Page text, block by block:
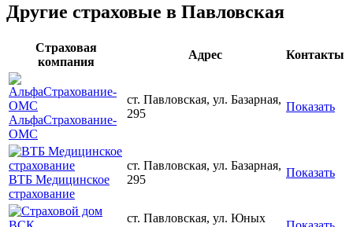
Другие страховые в Павловская
Страховая
компания
Адрес Контакты
АльфаСтрахование-
ОМС
ст. Павловская, ул. Базарная,
295
Показать
ВТБ Медицинское
страхование
ст. Павловская, ул. Базарная,
295
Показать
ст. Павловская, ул. Юных